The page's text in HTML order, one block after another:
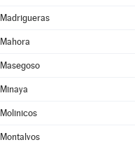
Madrigueras
Mahora
Masegoso
Minaya
Molinicos
Montalvos